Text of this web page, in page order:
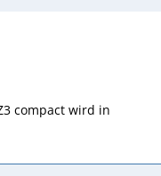
compact wird in